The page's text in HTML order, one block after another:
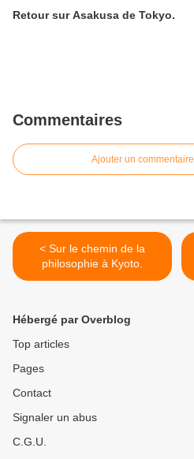
Retour sur Asakusa de Tokyo.
Commentaires
Ajouter un commentaire
< Sur le chemin de la
philosophie à Kyoto.
Hébergé par Overblog
Top articles
Pages
Contact
Signaler un abus
C.G.U.